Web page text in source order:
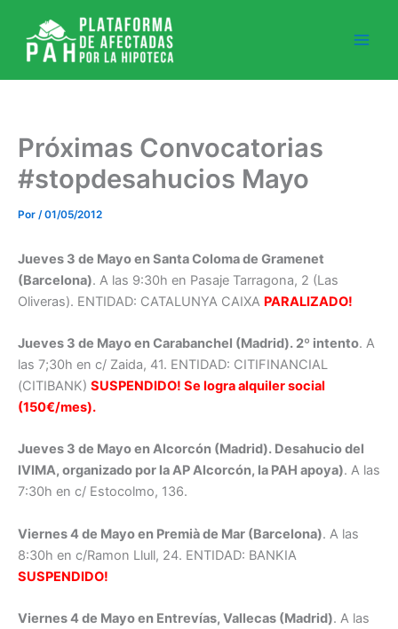
contenido
Próximas Convocatorias
#stopdesahucios Mayo
Por /01/05/2012
Jueves 3 de Mayo en Santa Coloma de Gramenet
(Barcelona). A las 9:30h en Pasaje Tarragona, 2 (Las
Oliveras). ENTIDAD: CATALUNYA CAIXA PARALIZADO!
Jueves 3 de Mayo en Carabanchel (Madrid). 2º intento. A
las 7;30h en c/ Zaida, 41. ENTIDAD: CITIFINANCIAL
(CITIBANK) SUSPENDIDO! Se logra alquiler social
(150€/mes).
Jueves 3 de Mayo en Alcorcón (Madrid). Desahucio del
IVIMA, organizado por la AP Alcorcón, la PAH apoya). A las
7:30h en c/ Estocolmo, 136.
Viernes 4 de Mayo en Premià de Mar (Barcelona). A las
8:30h en c/Ramon Llull, 24. ENTIDAD: BANKIA
SUSPENDIDO!
Viernes 4 de Mayo en Entrevías, Vallecas (Madrid). A las